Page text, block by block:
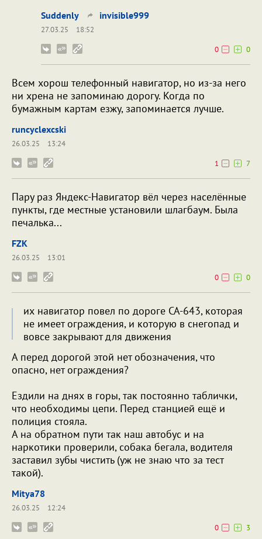
Suddenly invisible999
27.03.25
18:52
0
0
Всем хорош телефонный навигатор, но из-за него
ни хрена не запоминаю дорогу. Когда по
бумажным картам езжу, запоминается лучше.
runcyclexcski
26.03.25
13:24
1
7
Пару раз Яндекс-Навигатор вёл через населённые
пункты, где местные установили шлагбаум. Была
печалька...
FZK
26.03.25
13:01
0
0
их навигатор повел по дороге CA-643, которая
не имеет ограждения, и которую в снегопад и
вовсе закрывают для движения
А перед дорогой этой нет обозначения, что
опасно, нет ограждения?
Ездили на днях в горы, так постоянно таблички,
что необходимы цепи. Перед станцией ещё и
полиция стояла.
А на обратном пути так наш автобус и на
наркотики проверили, собака бегала, водителя
заставил зубы чистить (уж не знаю что за тест
такой).
Mitya78
26.03.25
12:24
0
3